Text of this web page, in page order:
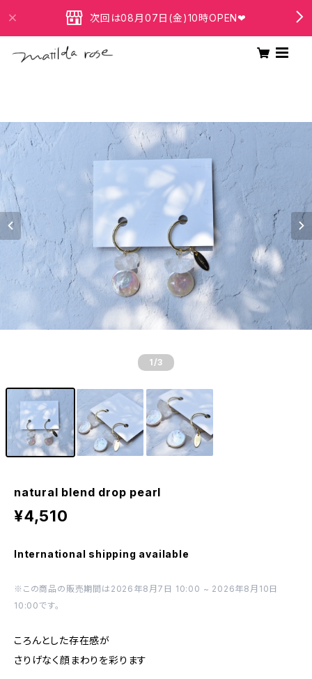
次回は08月07日(金)10時OPEN❤
1 /3
natural blend drop pearl
¥4,510
International shipping available
※この商品の販売期間は2026年8月7日 10:00 ~ 2026年8月10日
10:00です。
ころんとした存在感が
さりげなく顔まわりを彩ります